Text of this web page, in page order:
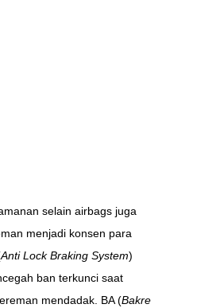
selain airbags juga
menjadi konsen para
Anti Lock Braking System)
ban terkunci saat
mendadak. BA (Bakre